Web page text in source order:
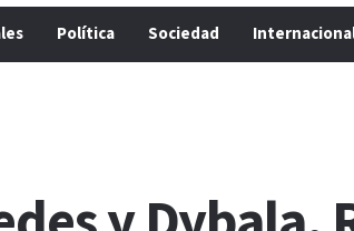
Política Sociedad